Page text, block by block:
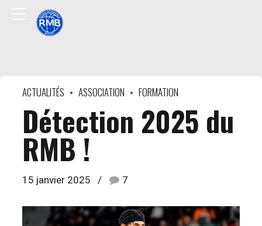
ACTUALITÉS ASSOCIATION FORMATION
Détection 2025 du
RMB !
15 janvier 2025 7